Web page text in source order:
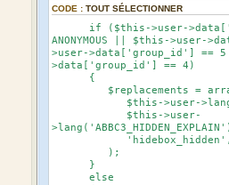
CODE : TOUT SÉLECTIONNER
if ($this->user-
ANONYMOUS || $this-
>user->data['group_id'] ==
>data['group_id'] == 4)
{
$replacements =
$this->user-
$this->user-
'hidebox_hidden',
);
}
else